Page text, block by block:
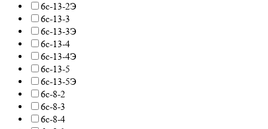
6с-13-2Э
6с-13-3
6с-13-3Э
6с-13-4
6с-13-4Э
6с-13-5
6с-13-5Э
6с-8-2
6с-8-3
6с-8-4